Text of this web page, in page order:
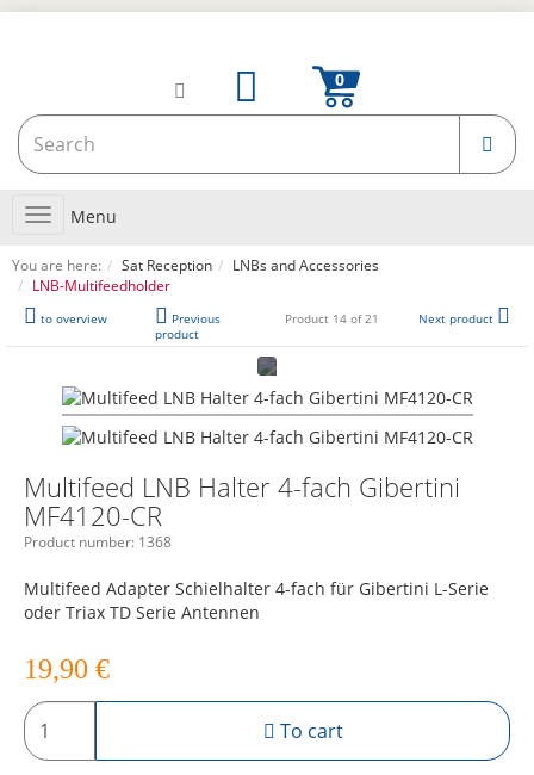
Toggle
navigation
Menu
You are here: Sat Reception
LNBs and Accessories
LNB-Multifeedholder
to overview
Previous
product
Product 14 of 21 Next product
Multifeed LNB Halter 4-fach Gibertini
MF4120-CR
Product number: 1368
Multifeed Adapter Schielhalter 4-fach für Gibertini L-Serie
oder Triax TD Serie Antennen
19,90 €
To cart